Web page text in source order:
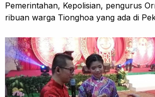
Pemerintahan, Kepolisian, pengurus
ribuan warga Tionghoa yang ada di